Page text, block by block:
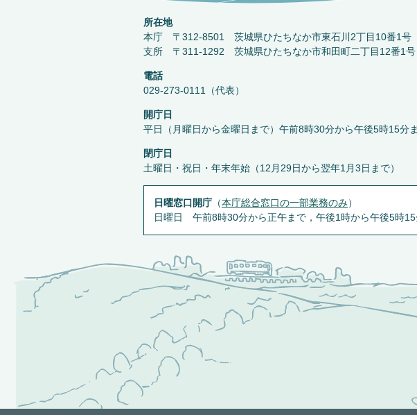
所在地
本庁 〒312-8501 茨城県ひたちなか市東石川2丁目10番1号
支所 〒311-1292 茨城県ひたちなか市和田町二丁目12番1号
電話
029-273-0111（代表）
開庁日
平日（月曜日から金曜日まで）午前8時30分から午後5時15分
閉庁日
土曜日・祝日・年末年始（12月29日から翌年1月3日まで）
日曜窓口開庁 （本庁総合窓口の一部業務のみ）
日曜日 午前8時30分から正午まで，午後1時から午後5時